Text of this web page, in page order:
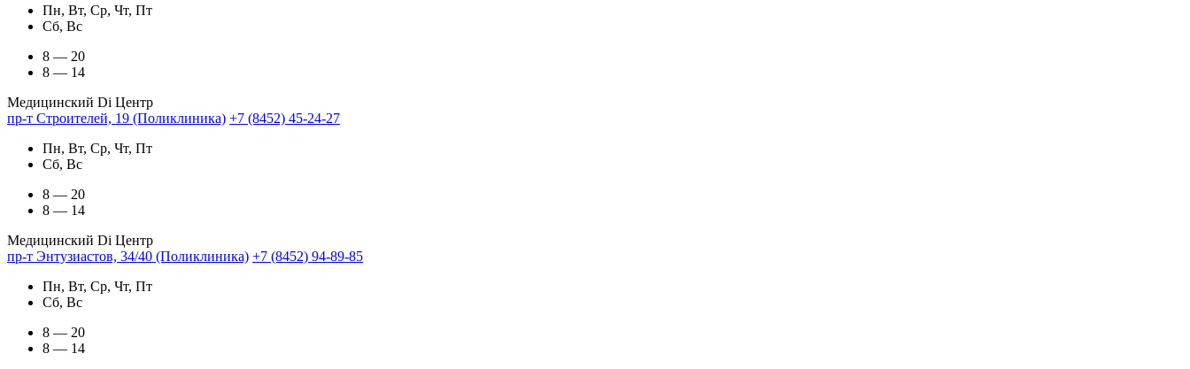
Пн, Вт, Ср, Чт, Пт
Сб, Вс
8 — 20
8 — 14
Медицинский Di Центр
пр-т Строителей, 19 (Поликлиника) +7 (8452) 45-24-27
Пн, Вт, Ср, Чт, Пт
Сб, Вс
8 — 20
8 — 14
Медицинский Di Центр
пр-т Энтузиастов, 34/40 (Поликлиника) +7 (8452) 94-89-85
Пн, Вт, Ср, Чт, Пт
Сб, Вс
8 — 20
8 — 14